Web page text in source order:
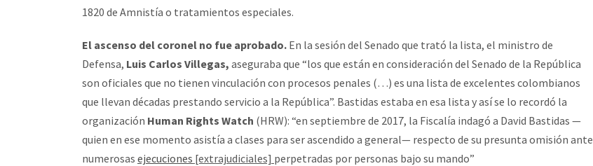
1820 de Amnistía o tratamientos especiales.
El ascenso del coronel no fue aprobado. En la sesión del Senado que trató la lista, el ministro de
Defensa, Luis Carlos Villegas, aseguraba que “los que están en consideración del Senado de la República
son oficiales que no tienen vinculación con procesos penales (…) es una lista de excelentes colombianos
que llevan décadas prestando servicio a la República”. Bastidas estaba en esa lista y así se lo recordó la
organización Human Rights Watch (HRW): “en septiembre de 2017, la Fiscalía indagó a David Bastidas —
quien en ese momento asistía a clases para ser ascendido a general— respecto de su presunta omisión ante
numerosas ejecuciones [extrajudiciales] perpetradas por personas bajo su mando”